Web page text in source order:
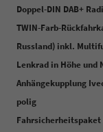
Doppel-DIN DAB+
TWIN-Farb-
Russland) inkl.
Lenkrad in Höhe
Anhängekupplung
polig